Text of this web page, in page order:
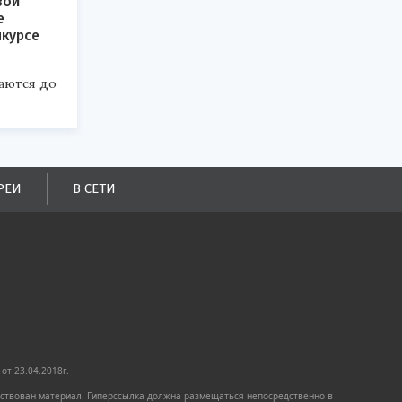
до
В СЕТИ
23.04.2018г.
материал. Гиперссылка должна размещаться непосредственно в